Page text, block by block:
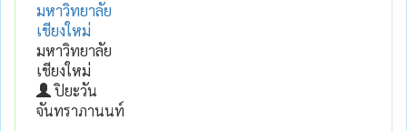
มหาวิทยาลัย
เชียงใหม่
มหาวิทยาลัย
เชียงใหม่
ปิยะวัน
จันทราภานนท์